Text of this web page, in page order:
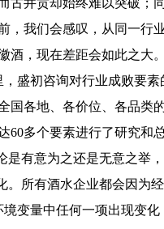
古井贡却始终难以突破
，我们会感叹，从同一行
酒，现在差距会如此之大
，盛初咨询对行业成败要
国各地、各价位、各品类
60多个要素进行了研究和总
是有意为之还是无意之举
。所有酒水企业都会因为
变量中任何一项出现变